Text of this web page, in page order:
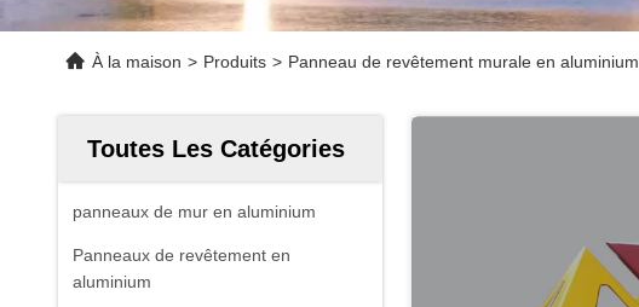
À la maison > Produits > Panneau de revêtement murale en aluminium
Toutes Les Catégories
panneaux de mur en aluminium
Panneaux de revêtement en
aluminium